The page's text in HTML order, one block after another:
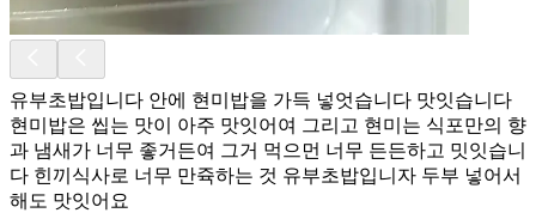
유부초밥입니다 안에 현미밥을 가득 넣엇습니다 맛잇습니다
현미밥은 씹는 맛이 아주 맛잇어여 그리고 현미는 식포만의 향
과 냄새가 너무 좋거든여 그거 먹으먼 너무 든든하고 밋잇습니
다 힌끼식사로 너무 만쥭하는 것 유부초밥입니자 두부 넣어서
해도 맛잇어요